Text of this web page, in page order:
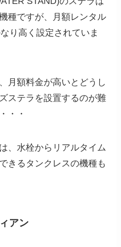
種ですが、月額レンタル
り高く設定されていま
月額料金が高いとどうし
ステラを設置するのが難
・・
、水栓からリアルタイム
きるタンクレスの機種も
アン